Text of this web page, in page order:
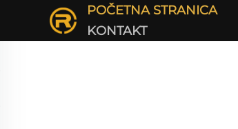
POČETNA STRANICA
KONTAKT